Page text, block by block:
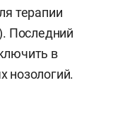
терапии
Последний
в
нозологий.